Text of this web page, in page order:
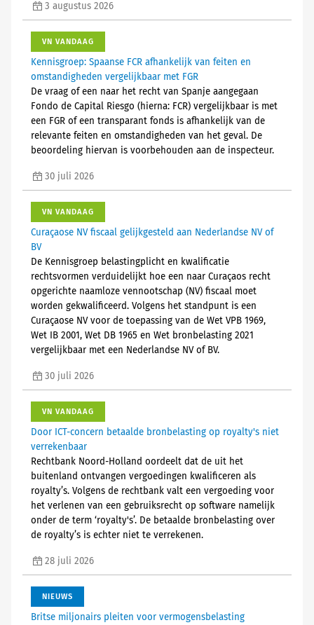
3 augustus 2026
VN VANDAAG
Kennisgroep: Spaanse FCR afhankelijk van feiten en
omstandigheden vergelijkbaar met FGR
De vraag of een naar het recht van Spanje aangegaan
Fondo de Capital Riesgo (hierna: FCR) vergelijkbaar is met
een FGR of een transparant fonds is afhankelijk van de
relevante feiten en omstandigheden van het geval. De
beoordeling hiervan is voorbehouden aan de inspecteur.
30 juli 2026
VN VANDAAG
Curaçaose NV fiscaal gelijkgesteld aan Nederlandse NV of
BV
De Kennisgroep belastingplicht en kwalificatie
rechtsvormen verduidelijkt hoe een naar Curaçaos recht
opgerichte naamloze vennootschap (NV) fiscaal moet
worden gekwalificeerd. Volgens het standpunt is een
Curaçaose NV voor de toepassing van de Wet VPB 1969,
Wet IB 2001, Wet DB 1965 en Wet bronbelasting 2021
vergelijkbaar met een Nederlandse NV of BV.
30 juli 2026
VN VANDAAG
Door ICT-concern betaalde bronbelasting op royalty's niet
verrekenbaar
Rechtbank Noord-Holland oordeelt dat de uit het
buitenland ontvangen vergoedingen kwalificeren als
royalty’s. Volgens de rechtbank valt een vergoeding voor
het verlenen van een gebruiksrecht op software namelijk
onder de term ‘royalty's’. De betaalde bronbelasting over
de royalty’s is echter niet te verrekenen.
28 juli 2026
NIEUWS
Britse miljonairs pleiten voor vermogensbelasting